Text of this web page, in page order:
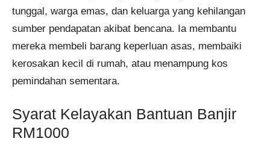
tunggal, warga emas, dan keluarga yang kehilangan
sumber pendapatan akibat bencana. Ia membantu
mereka membeli barang keperluan asas, membaiki
kerosakan kecil di rumah, atau menampung kos
pemindahan sementara.
Syarat Kelayakan Bantuan Banjir
RM1000